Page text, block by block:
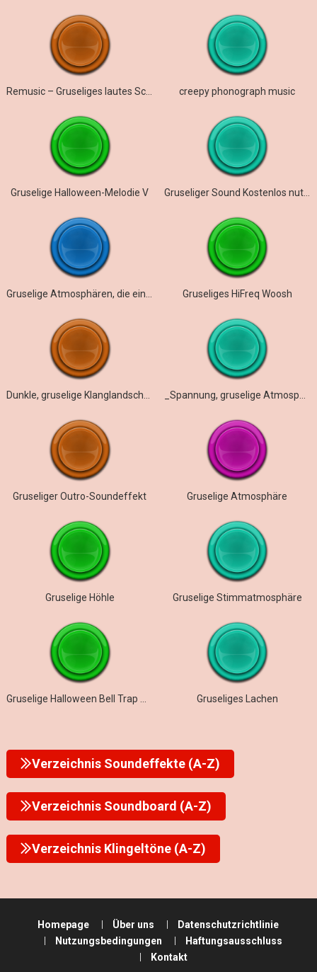
Remusic – Gruseliges lautes Schreien creepy phonograph music
Gruselige Halloween-Melodie V Gruseliger Sound Kostenlos nutzbar
Gruseliges HiFreq Woosh
Gruseliger Outro-Soundeffekt Gruselige Atmosphäre
Gruselige Höhle Gruselige Stimmatmosphäre
Gruseliges Lachen
Verzeichnis Soundeffekte (A-Z)
Verzeichnis Soundboard (A-Z)
Verzeichnis Klingeltöne (A-Z)
Homepage Über uns
Datenschutzrichtlinie
Nutzungsbedingungen
Haftungsausschluss
Kontakt